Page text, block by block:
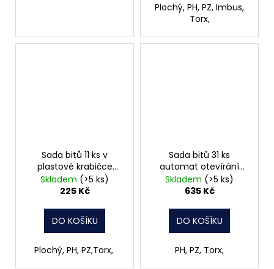
Plochý, PH, PZ, Imbus,
Torx,
Sada bitů 11 ks v
plastové krabičce
Makita D-30651
Skladem (>5 ks)
225 Kč
DO KOŠÍKU
Plochý, PH, PZ,Torx,
Sada bitů 31 ks
automat otevírání
COXB973731
Skladem (>5 ks)
635 Kč
DO KOŠÍKU
PH, PZ, Torx,